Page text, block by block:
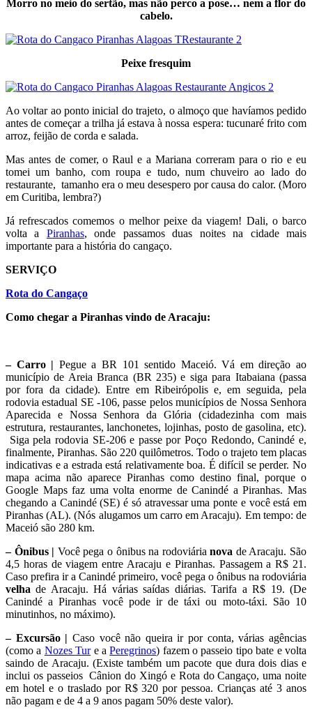
Morro no meio do sertão, mas não perco a pose… nem a flor do
cabelo.
Peixe fresquim
Ao voltar ao ponto inicial do trajeto, o almoço que havíamos pedido
antes de começar a trilha já estava à nossa espera: tucunaré frito com
arroz, feijão de corda e salada.
Mas antes de comer, o Raul e a Mariana correram para o rio e eu
tomei um banho, com roupa e tudo, num chuveiro ao lado do
restaurante, tamanho era o meu desespero por causa do calor. (Moro
em Curitiba, lembra?)
Já refrescados comemos o melhor peixe da viagem! Dali, o barco
volta a Piranhas, onde passamos duas noites na cidade mais
importante para a história do cangaço.
SERVIÇO
Rota do Cangaço
Como chegar a Piranhas vindo de Aracaju:
– Carro | Pegue a BR 101 sentido Maceió. Vá em direção ao
município de Areia Branca (BR 235) e siga para Itabaiana (passa
por fora da cidade). Entre em Ribeirópolis e, em seguida, pela
rodovia estadual SE -106, passe pelos municípios de Nossa Senhora
Aparecida e Nossa Senhora da Glória (cidadezinha com mais
estrutura, restaurantes, lanchonetes, lojinhas, posto de gasolina, etc).
Siga pela rodovia SE-206 e passe por Poço Redondo, Canindé e,
finalmente, Piranhas. São 220 quilômetros. Todo o trajeto tem placas
indicativas e a estrada está relativamente boa. É difícil se perder. No
mapa acima não aparece Piranhas como destino final, porque o
Google Maps faz uma volta enorme de Canindé a Piranhas. Mas
chegando a Canindé (SE) é só atravessar uma ponte e você está em
Piranhas (AL). (Nós alugamos um carro em Aracaju). Em tempo: de
Maceió são 280 km.
– Ônibus | Você pega o ônibus na rodoviárianova de Aracaju. São
4,5 horas de viagem entre Aracaju e Piranhas. Passagem a R$ 21.
Caso prefira ir a Canindé primeiro, você pega o ônibus na rodoviária
velha de Aracaju. Há várias saídas diárias. Tarifa a R$ 19. (De
Canindé a Piranhas você pode ir de táxi ou moto-táxi. São 10
minutinhos, no máximo).
– Excursão | Caso você não queira ir por conta, várias agências
(como a Nozes Ture aPeregrinos) fazem o passeio tipo bate e volta
saindo de Aracaju. (Existe também um pacote que dura dois dias e
inclui os passeios Cânion do Xingó e Rota do Cangaço, uma noite
em hotel e o traslado por R$ 320 por pessoa. Crianças até 3 anos
não pagam e de 4 a 9 anos pagam 50% deste valor).